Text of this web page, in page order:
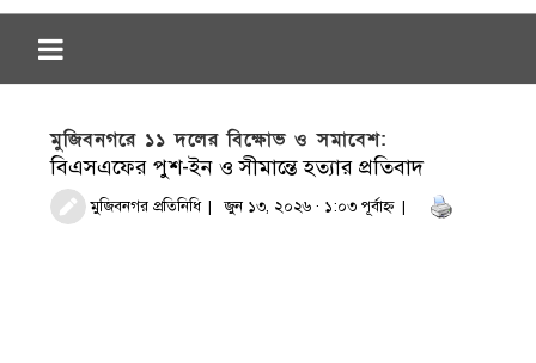
মুজিবনগরে ১১ দলের বিক্ষোভ ও সমাবেশ:
বিএসএফের পুশ-ইন ও সীমান্তে হত্যার প্রতিবাদ
মুজিবনগর প্রতিনিধি জুন ১৩, ২০২৬ · ১:০৩ পূর্বাহ্ণ